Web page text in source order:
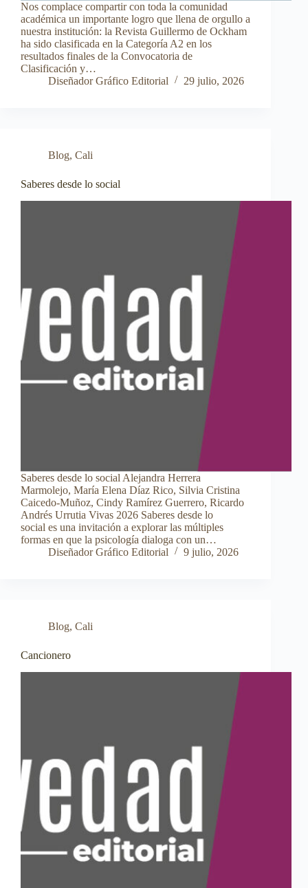
Nos complace compartir con toda la comunidad
académica un importante logro que llena de orgullo a
nuestra institución: la Revista Guillermo de Ockham
ha sido clasificada en la Categoría A2 en los
resultados finales de la Convocatoria de
Clasificación y…
Diseñador Gráfico Editorial
29 julio, 2026
Blog, Cali
Saberes desde lo social
Saberes desde lo social Alejandra Herrera
Marmolejo, María Elena Díaz Rico, Silvia Cristina
Caicedo-Muñoz, Cindy Ramírez Guerrero, Ricardo
Andrés Urrutia Vivas 2026 Saberes desde lo
social es una invitación a explorar las múltiples
formas en que la psicología dialoga con un…
Diseñador Gráfico Editorial
9 julio, 2026
Blog, Cali
Cancionero